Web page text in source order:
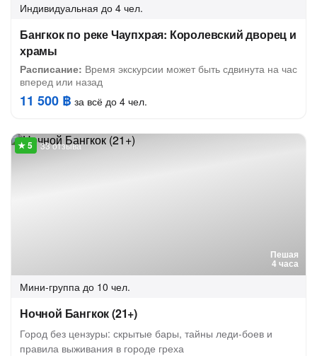
Индивидуальная до 4 чел.
Бангкок по реке Чаупхрая: Королевский дворец и
храмы
Расписание: Время экскурсии может быть сдвинута на час
вперед или назад
11 500 ฿ за всё до 4 чел.
Пешая
4 часа
33 отзыва
Мини-группа до 10 чел.
Ночной Бангкок (21+)
Город без цензуры: скрытые бары, тайны леди-боев и
правила выживания в городе греха